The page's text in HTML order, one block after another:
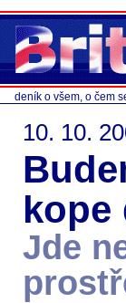
deník o všem, o čem
10. 10.
kope
Jde